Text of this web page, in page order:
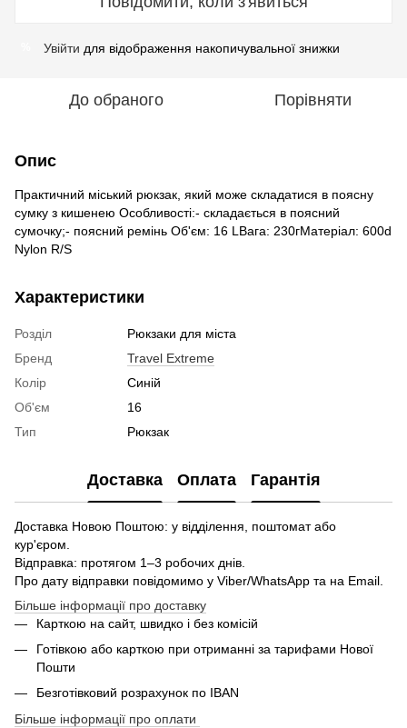
Увійти для відображення накопичувальної знижки
До обраного Порівняти
Опис
Практичний міський рюкзак, який може складатися в поясну
сумку з кишенею Особливості:- складається в поясний
сумочку;- поясний ремінь Об'єм: 16 LВага: 230гМатеріал: 600d
Nylon R/S
Характеристики
Розділ
Рюкзаки для міста
Бренд
Travel Extreme
Колір
Синій
Об'єм
16
Тип
Рюкзак
Доставка Оплата Гарантія
Доставка Новою Поштою: у відділення, поштомат або
кур'єром.
Відправка: протягом 1–3 робочих днів.
Про дату відправки повідомимо у Viber/WhatsApp та на Email.
Більше інформації про доставку
Карткою на сайт, швидко і без комісій
Готівкою або карткою при отриманні за тарифами Нової
Пошти
Безготівковий розрахунок по IBAN
Більше інформації про оплати